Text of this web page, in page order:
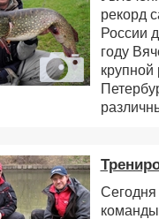
рекорд
России
году
крупной